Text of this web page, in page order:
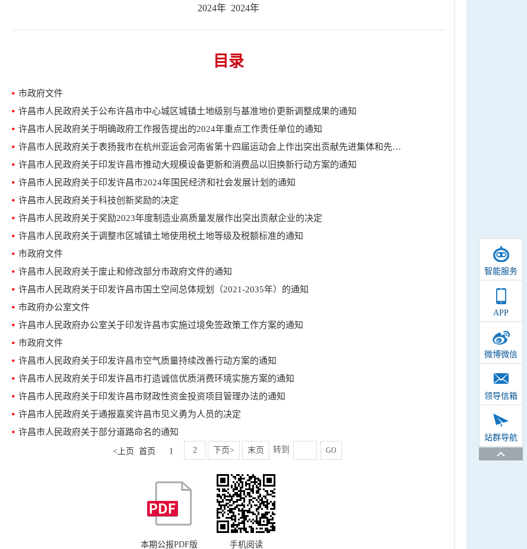
智能服务
APP
微博微信
领导信箱
站群导航
2024年 2024年
目录
市政府文件
许昌市人民政府关于公布许昌市中心城区城镇土地级别与基准地价更新调整成果的通知
许昌市人民政府关于明确政府工作报告提出的2024年重点工作责任单位的通知
许昌市人民政府关于表扬我市在杭州亚运会河南省第十四届运动会上作出突出贡献先进集体和先进个人的通报
许昌市人民政府关于印发许昌市推动大规模设备更新和消费品以旧换新行动方案的通知
许昌市人民政府关于印发许昌市2024年国民经济和社会发展计划的通知
许昌市人民政府关于科技创新奖励的决定
许昌市人民政府关于奖励2023年度制造业高质量发展作出突出贡献企业的决定
许昌市人民政府关于调整市区城镇土地使用税土地等级及税额标准的通知
市政府文件
许昌市人民政府关于废止和修改部分市政府文件的通知
许昌市人民政府关于印发许昌市国土空间总体规划（2021-2035年）的通知
市政府办公室文件
许昌市人民政府办公室关于印发许昌市实施过境免签政策工作方案的通知
市政府文件
许昌市人民政府关于印发许昌市空气质量持续改善行动方案的通知
许昌市人民政府关于印发许昌市打造诚信优质消费环境实施方案的通知
许昌市人民政府关于印发许昌市财政性资金投资项目管理办法的通知
许昌市人民政府关于通报嘉奖许昌市见义勇为人员的决定
许昌市人民政府关于部分道路命名的通知
<上页 首页 1 2 下页> 末页 转到 GO
本期公报PDF版 手机阅读